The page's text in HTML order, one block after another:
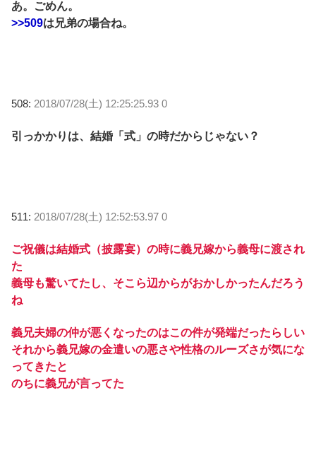
あ。ごめん。
>>509は兄弟の場合ね。
508: 2018/07/28(土) 12:25:25.93 0
引っかかりは、結婚「式」の時だからじゃない？
511: 2018/07/28(土) 12:52:53.97 0
ご祝儀は結婚式（披露宴）の時に義兄嫁から義母に渡され
た
義母も驚いてたし、そこら辺からがおかしかったんだろう
ね
義兄夫婦の仲が悪くなったのはこの件が発端だったらしい
それから義兄嫁の金遣いの悪さや性格のルーズさが気にな
ってきたと
のちに義兄が言ってた